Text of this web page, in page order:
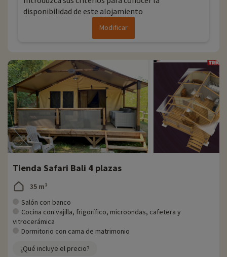
disponibilidad de este alojamiento
Modificar
Tienda Safari Bali 4 plazas
35 m²
Salón con banco
Cocina con vajilla, frigorífico, microondas, cafetera y
vitrocerámica
Dormitorio con cama de matrimonio
¿Qué incluye el precio?